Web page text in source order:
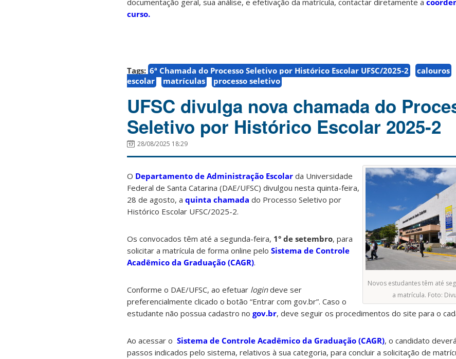
documentação geral, sua análise, e efetivação da matrícula, contactar diretamente a
curso.
Tags: 6ª Chamada do Processo Seletivo por Histórico Escolar UFSC/2025-2 calouros
escolar
matrículas processo seletivo
UFSC divulga nova chamada do
Seletivo por Histórico Escolar 2025-2
28/08/2025 18:29
Novos estudantes têm até
a matrícula. Foto:
O Departamento de Administração Escolar da Universidade
Federal de Santa Catarina (DAE/UFSC) divulgou nesta quinta-feira,
28 de agosto, a quinta chamada do Processo Seletivo por
Histórico Escolar UFSC/2025-2.
Os convocados têm até a segunda-feira, 1° de setembro, para
solicitar a matrícula de forma online pelo Sistema de Controle
Acadêmico da Graduação (CAGR).
Conforme o DAE/UFSC, ao efetuar logindeve ser
preferencialmente clicado o botão “Entrar com gov.br”. Caso o
estudante não possua cadastro no gov.br, deve seguir os procedimentos do site para o
Ao acessar o Sistema de Controle Acadêmico da Graduação (CAGR), o candidato
passos indicados pelo sistema, relativos à sua categoria, para concluir a solicitação de